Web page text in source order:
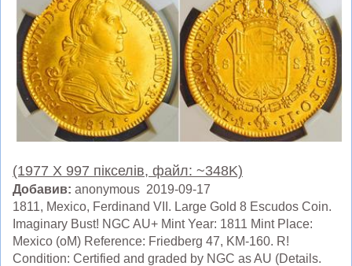
(1977 X 997 пікселів, файл: ~348K)
Добавив: anonymous 2019-09-17
1811, Mexico, Ferdinand VII. Large Gold 8 Escudos Coin.
Imaginary Bust! NGC AU+ Mint Year: 1811 Mint Place:
Mexico (oM) Reference: Friedberg 47, KM-160. R!
Condition: Certified and graded by NGC as AU (Details.